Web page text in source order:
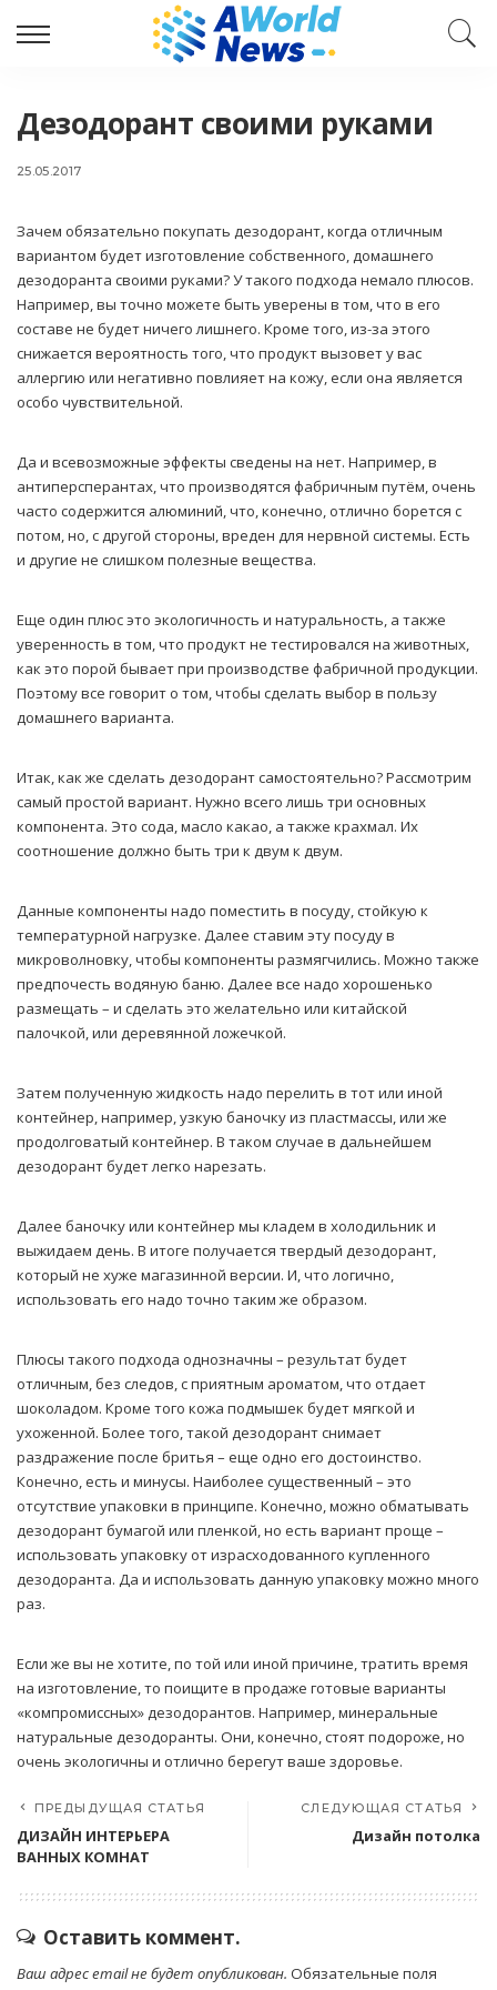
Дезодорант своими руками
25.05.2017
Зачем обязательно покупать дезодорант, когда отличным
вариантом будет изготовление собственного, домашнего
дезодоранта своими руками?У такого подхода немало плюсов.
Например, вы точно можете быть уверены в том, что в его
составе не будет ничего лишнего. Кроме того, из-за этого
снижается вероятность того, что продукт вызовет у вас
аллергию или негативно повлияет на кожу, если она является
особо чувствительной.
Да и всевозможные эффекты сведены на нет. Например, в
антиперсперантах, что производятся фабричным путём, очень
часто содержится алюминий, что, конечно, отлично борется с
потом, но, с другой стороны, вреден для нервной системы. Есть
и другие не слишком полезные вещества.
Еще один плюс это экологичность и натуральность, а также
уверенность в том, что продукт не тестировался на животных,
как это порой бывает при производстве фабричной продукции.
Поэтому все говорит о том, чтобы сделать выбор в пользу
домашнего варианта.
Итак, как же сделать дезодорант самостоятельно? Рассмотрим
самый простой вариант. Нужно всего лишь три основных
компонента. Это сода, масло какао, а также крахмал. Их
соотношение должно быть три к двум к двум.
Данные компоненты надо поместить в посуду, стойкую к
температурной нагрузке. Далее ставим эту посуду в
микроволновку, чтобы компоненты размягчились. Можно также
предпочесть водяную баню. Далее все надо хорошенько
размещать – и сделать это желательно или китайской
палочкой, или деревянной ложечкой.
Затем полученную жидкость надо перелить в тот или иной
контейнер, например, узкую баночку из пластмассы, или же
продолговатый контейнер. В таком случае в дальнейшем
дезодорант будет легко нарезать.
Далее баночку или контейнер мы кладем в холодильник и
выжидаем день. В итоге получается твердый дезодорант,
который не хуже магазинной версии. И, что логично,
использовать его надо точно таким же образом.
Плюсы такого подхода однозначны – результат будет
отличным, без следов, с приятным ароматом, что отдает
шоколадом. Кроме того кожа подмышек будет мягкой и
ухоженной. Более того, такой дезодорант снимает
раздражение после бритья – еще одно его достоинство.
Конечно, есть и минусы. Наиболее существенный – это
отсутствие упаковки в принципе. Конечно, можно обматывать
дезодорант бумагой или пленкой, но есть вариант проще –
использовать упаковку от израсходованного купленного
дезодоранта. Да и использовать данную упаковку можно много
раз.
Если же вы не хотите, по той или иной причине, тратить время
на изготовление, то поищите в продаже готовые варианты
«компромиссных» дезодорантов. Например, минеральные
натуральные дезодоранты. Они, конечно, стоят подороже, но
очень экологичны и отлично берегут ваше здоровье.
ПРЕДЫДУЩАЯ СТАТЬЯ
ДИЗАЙН ИНТЕРЬЕРА
ВАННЫХ КОМНАТ
СЛЕДУЮЩАЯ СТАТЬЯ
Дизайн потолка
Оставить коммент.
Ваш адрес email не будет опубликован. Обязательные поля